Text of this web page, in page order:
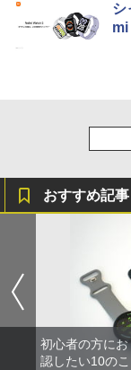
シ
おすすめ記事
初心者の方に
認したい10の